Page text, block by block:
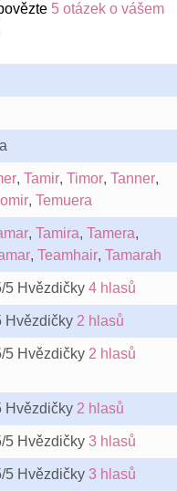
5 otázek o vášem
, Tamir, Timor, Tanner,
, Temuera
, Tamira, Tamera,
, Teamhair, Tamarah
5 Hvězdičky 4 hlasů
Hvězdičky 2 hlasů
5 Hvězdičky 2 hlasů
Hvězdičky 2 hlasů
5 Hvězdičky 3 hlasů
5 Hvězdičky 3 hlasů